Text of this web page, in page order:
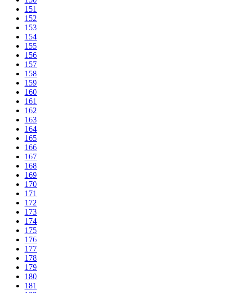
151
152
153
154
155
156
157
158
159
160
161
162
163
164
165
166
167
168
169
170
171
172
173
174
175
176
177
178
179
180
181